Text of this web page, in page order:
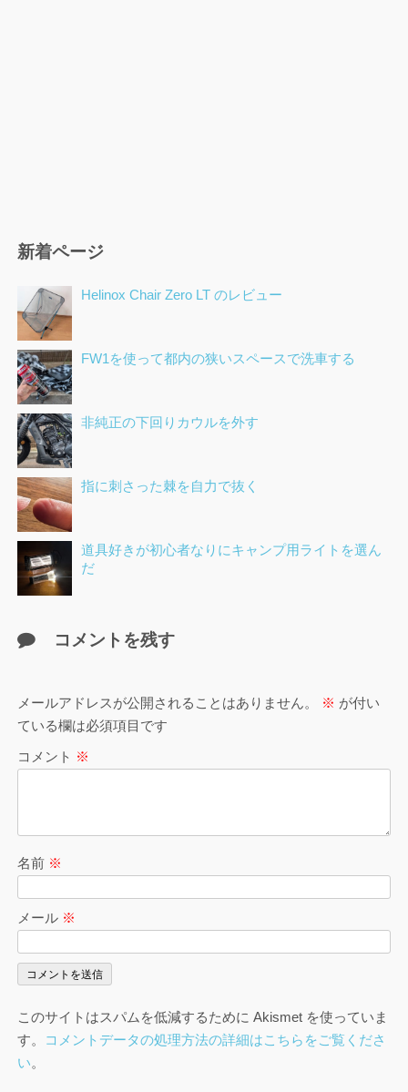
新着ページ
Helinox Chair Zero LT のレビュー
FW1を使って都内の狭いスペースで洗車する
非純正の下回りカウルを外す
指に刺さった棘を自力で抜く
道具好きが初心者なりにキャンプ用ライトを選ん
だ
コメントを残す
メールアドレスが公開されることはありません。 ※ が付い
ている欄は必須項目です
コメント ※
名前 ※
メール ※
このサイトはスパムを低減するために Akismet を使っていま
す。
コメントデータの処理方法の詳細はこちらをご覧くださ
い。